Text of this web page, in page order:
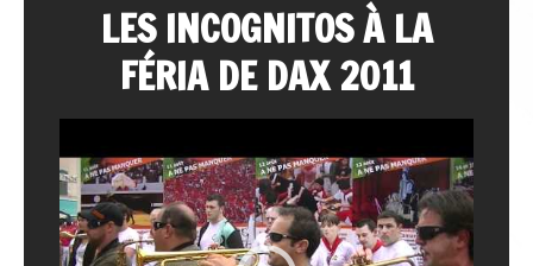
LES INCOGNITOS À LA
FÉRIA DE DAX 2011